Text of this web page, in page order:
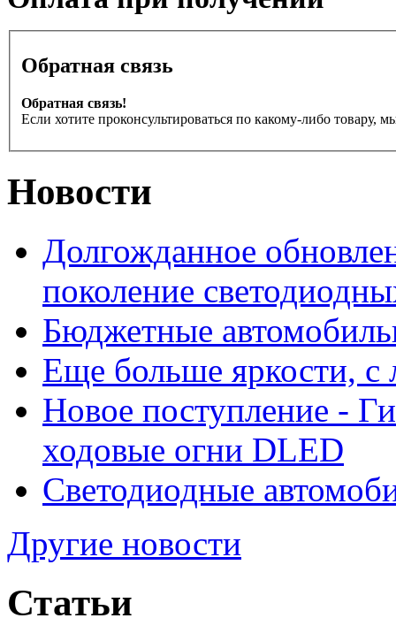
Обратная связь
Обратная связь!
Если хотите проконсультироваться по какому-либо товару,
Новости
Долгожданное
поколение
Бюджетные
Еще больше яркости,
Новое поступление -
ходовые огни DLED
Светодиодные
Другие новости
Статьи